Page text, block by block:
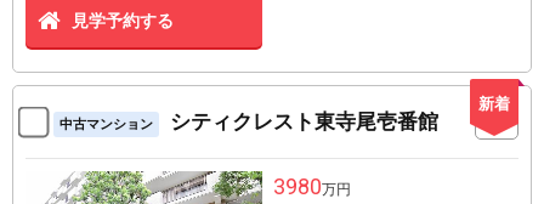
見学予約する
新着
中古マンション シティクレスト東寺尾壱番館
3980万円